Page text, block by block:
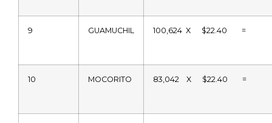
9 GUAMUCHIL 100,624 X $22.40 =
10 MOCORITO 83,042 X $22.40 =